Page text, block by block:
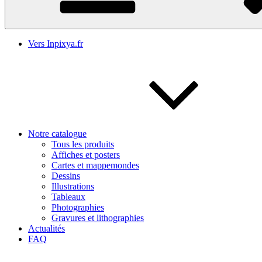
Vers Inpixya.fr
Notre catalogue
Tous les produits
Affiches et posters
Cartes et mappemondes
Dessins
Illustrations
Tableaux
Photographies
Gravures et lithographies
Actualités
FAQ